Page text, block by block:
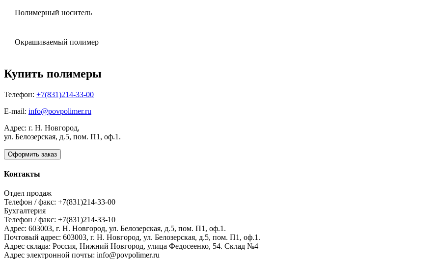
Полимерный носитель
Окрашиваемый полимер
Купить полимеры
Телефон: +7(831)214-33-00
E-mail: info@povpolimer.ru
Адрес: г. Н. Новгород,
ул. Белозерская, д.5, пом. П1, оф.1.
Оформить заказ
Контакты
Отдел продаж
Телефон / факс: +7(831)214-33-00
Бухгалтерия
Телефон / факс: +7(831)214-33-10
Адрес: 603003, г. Н. Новгород, ул. Белозерская, д.5, пом. П1, оф.1.
Почтовый адрес: 603003, г. Н. Новгород, ул. Белозерская, д.5, пом. П1, оф.1.
Адрес склада: Россия, Нижний Новгород, улица Федосеенко, 54. Склад №4
Адрес электронной почты: info@povpolimer.ru